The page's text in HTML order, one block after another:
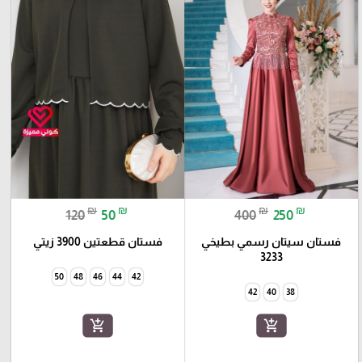
400₪ 250 ₪
فستان سيتان رسمي بطيخي
3233
38
40
42
add_shopping_cart
120₪ 50 ₪
فستان قطعتين 3900 زيتي
42
44
46
48
50
add_shopping_cart